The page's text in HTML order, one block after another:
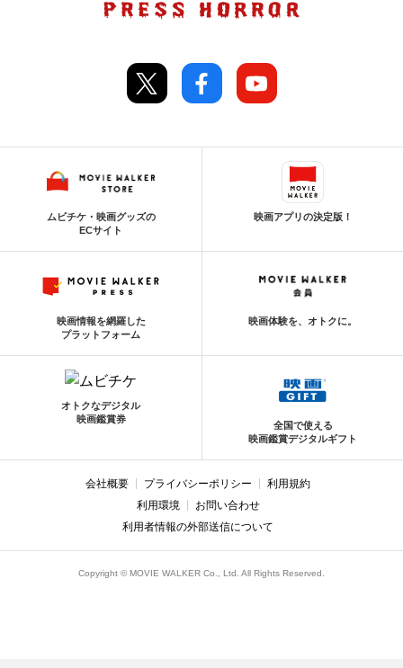
ムビチケ・映画グッズの
ECサイト
映画アプリの決定版！
映画情報を網羅した
プラットフォーム
映画体験を、オトクに。
オトクなデジタル
映画鑑賞券
全国で使える
映画鑑賞デジタルギフト
会社概要 プライバシーポリシー
利用規約
利用環境
お問い合わせ
利用者情報の外部送信について
Copyright © MOVIE WALKER Co., Ltd. All Rights Reserved.